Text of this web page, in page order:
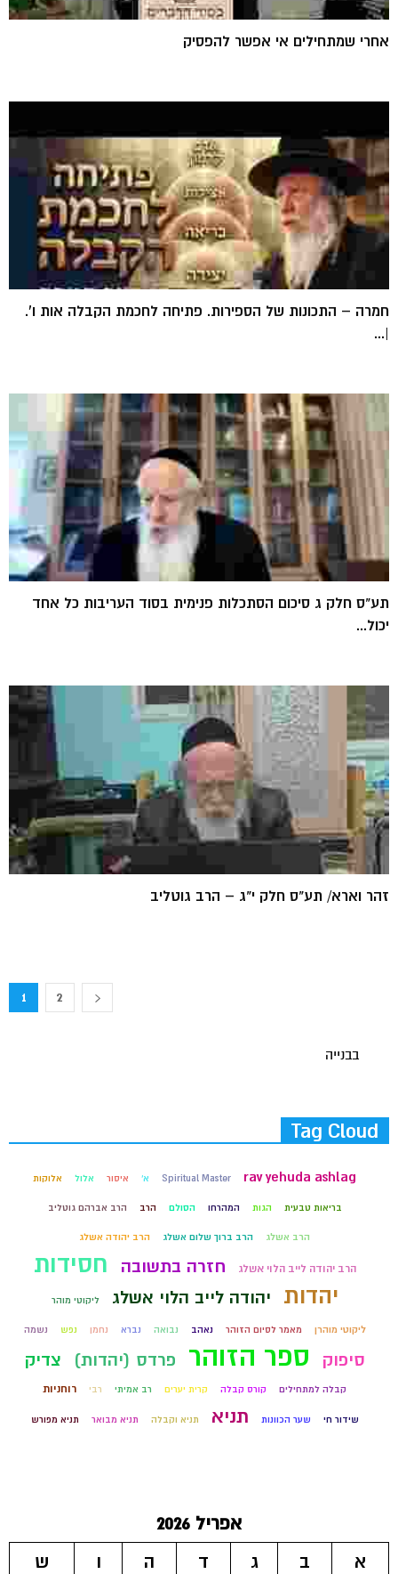
אחרי שמתחילים אי אפשר להפסיק
חמרה – התכונות של הספירות. פתיחה לחכמת הקבלה אות ו'.
|...
תע"ס חלק ג סיכום הסתכלות פנימית בסוד העריבות כל אחד
יכול...
זהר וארא/ תע"ס חלק י"ג – הרב גוטליב
1 2
בבנייה
Tag Cloud
rav yehuda ashlag
Spiritual Master א' איסור אלול אלוקות
בריאות טבעית הגות המהרחו הסולם הרב הרב אברהם גוטליב
הרב אשלג הרב ברוך שלום אשלג הרב יהודה אשלג
הרב יהודה לייב הלוי אשלג חזרה בתשובה חסידות
יהדות יהודה לייב הלוי אשלג ליקוטי מוהר
ליקוטי מוהרן מאמר לסיום הזוהר נאהב נבואה נברא נחמן נפש נשמה
סיפוק ספר הזוהר פרדס (יהדות) צדיק
קבלה למתחילים קורס קבלה קרית יערים רב אמיתי רבי רוחניות
שידור חי שער הכוונות תניא תניא וקבלה תניא מבואר תניא מפורש
אפריל 2026
א
ב ג ד ה ו
ש